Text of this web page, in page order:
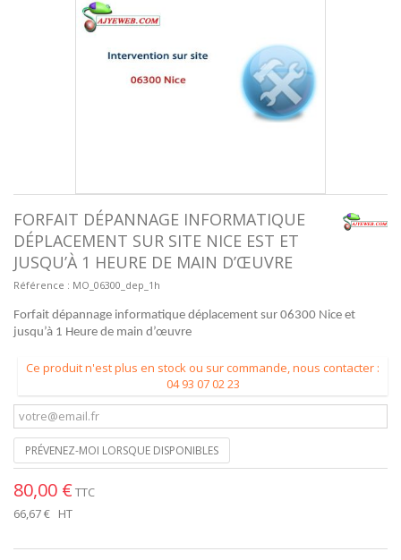
FORFAIT DÉPANNAGE INFORMATIQUE
DÉPLACEMENT SUR SITE NICE EST ET
JUSQU’À 1 HEURE DE MAIN D’ŒUVRE
Référence : MO_06300_dep_1h
Forfait dépannage informatique déplacement sur 06300 Nice et
jusqu’à 1 Heure de main d’œuvre
Ce produit n'est plus en stock ou sur commande, nous contacter :
04 93 07 02 23
PRÉVENEZ-MOI LORSQUE DISPONIBLES
80,00 € TTC
66,67 € HT